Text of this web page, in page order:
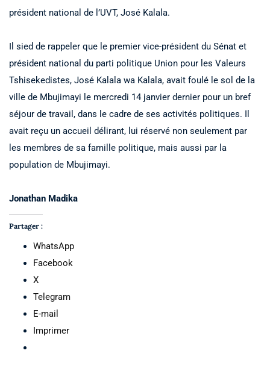
président national de l’UVT, José Kalala.
Il sied de rappeler que le premier vice-président du Sénat et
président national du parti politique Union pour les Valeurs
Tshisekedistes, José Kalala wa Kalala, avait foulé le sol de la
ville de Mbujimayi le mercredi 14 janvier dernier pour un bref
séjour de travail, dans le cadre de ses activités politiques. Il
avait reçu un accueil délirant, lui réservé non seulement par
les membres de sa famille politique, mais aussi par la
population de Mbujimayi.
Jonathan Madika
Partager :
WhatsApp
Facebook
X
Telegram
E-mail
Imprimer